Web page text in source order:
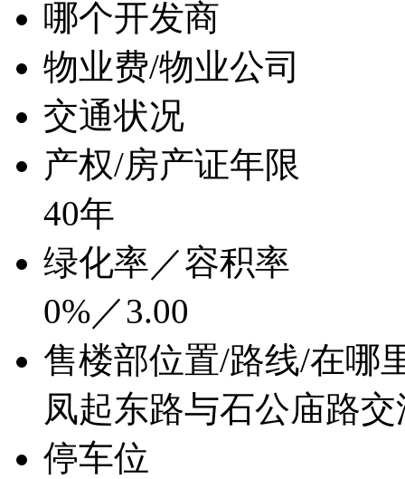
哪个开发商
物业费/物业公司
交通状况
产权/房产证年限
40年
绿化率／容积率
0%／3.00
售楼部位置/路线/在哪
凤起东路与石公庙路
停车位